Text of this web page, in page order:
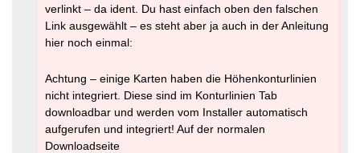
verlinkt – da ident. Du hast einfach oben den falschen
Link ausgewählt – es steht aber ja auch in der Anleitung
hier noch einmal:
Achtung – einige Karten haben die Höhenkonturlinien
nicht integriert. Diese sind im Konturlinien Tab
downloadbar und werden vom Installer automatisch
aufgerufen und integriert! Auf der normalen
Downloadseite